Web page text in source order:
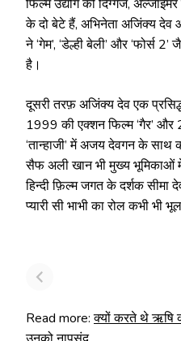
फिल्म उद्योग की दिग्गज,
के दो बेटे हैं, अभिनेता अजिंक्य देव
ने ‘गेम’, ‘डेल्ही बेली’ और ‘फोर्स
है।
दूसरी तरफ़ अजिंक्य देव एक
1999 की एक्शन फिल्म ‘गैर’
‘तान्हाजी’ में अजय देवगन के
सैफ अली खान भी मुख्य
हिन्दी फ़िल्म जगत के दर्शक
प्यारी सी भाभी का रोल कभी भी
Bollywood
surprise| बॉलीवुड
सितारों के असली नाम
Read more:क्यों करते थे ऋषि